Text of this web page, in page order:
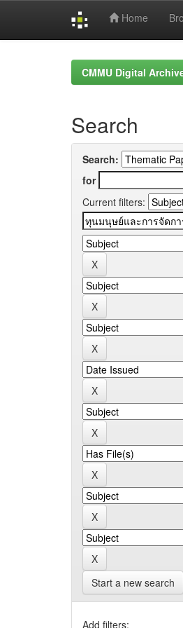
Home
CMMU Digital
Search
Search:
for
Current filters:
Start a new search
Add filters: